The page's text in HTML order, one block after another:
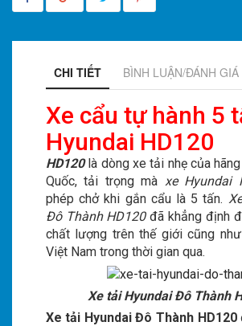
CHI TIẾT BÌNH LUẬN/ĐÁNH GIÁ
Xe cẩu tự hành 5
Hyundai HD120
HD120là dòng xe tải nhẹ của
Quốc, tải trọng mà xe Hyundai
phép chở khi gắn cẩu là 5 tấn.
Đô Thành HD120đã khẳng định
chất lượng trên thế giới cũng
Việt Nam trong thời gian qua.
Xe tải Hyundai Đô Thành
Xe tải Hyundai Đô Thành HD120